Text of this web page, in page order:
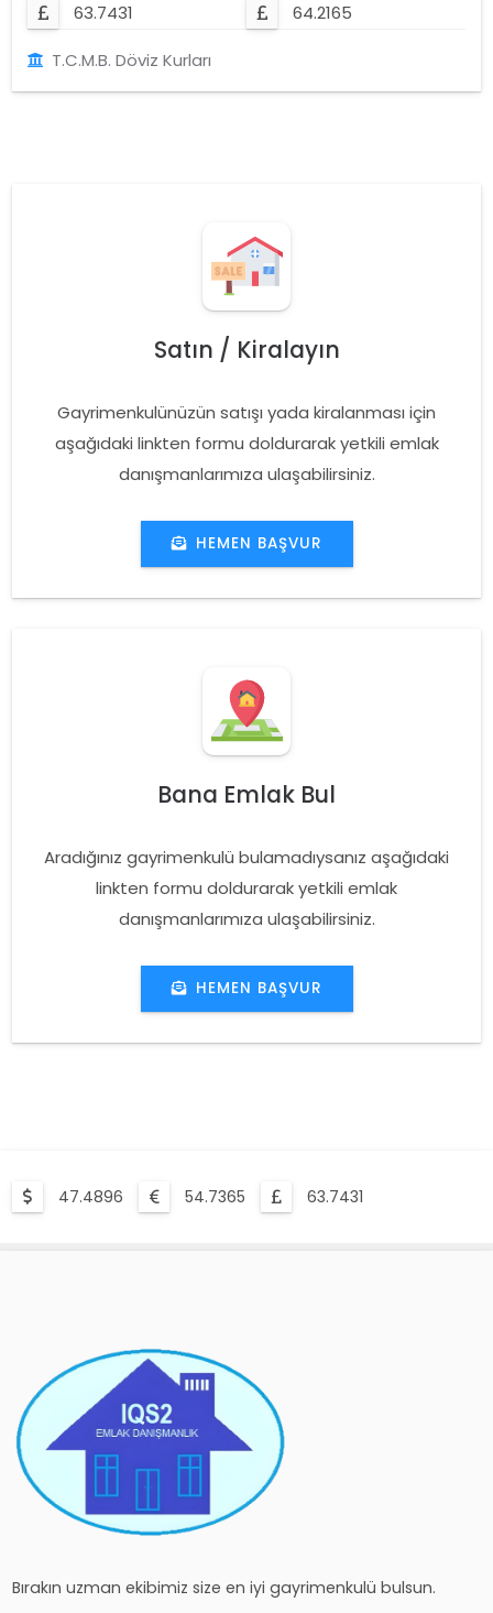
63.7431
64.2165
T.C.M.B. Döviz Kurları
Satın / Kiralayın
Gayrimenkulünüzün satışı yada kiralanması için
aşağıdaki linkten formu doldurarak yetkili emlak
danışmanlarımıza ulaşabilirsiniz.
HEMEN BAŞVUR
Bana Emlak Bul
Aradığınız gayrimenkulü bulamadıysanız aşağıdaki
linkten formu doldurarak yetkili emlak
danışmanlarımıza ulaşabilirsiniz.
HEMEN BAŞVUR
47.4896 54.7365 63.7431
Bırakın uzman ekibimiz size en iyi gayrimenkulü bulsun.